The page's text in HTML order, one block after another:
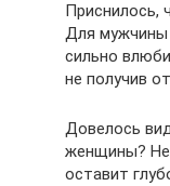
Приснилось,
Для мужчины
сильно
не получив
Довелось
женщины?
оставит